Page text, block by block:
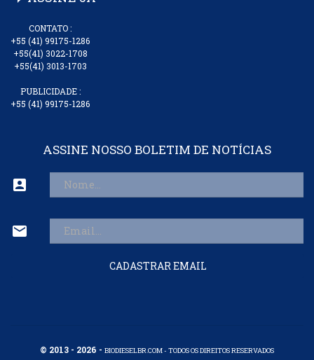
CONTATO :
+55 (41) 99175-1286
+55(41) 3022-1708
+55(41) 3013-1703
PUBLICIDADE :
+55 (41) 99175-1286
ASSINE NOSSO BOLETIM DE NOTÍCIAS
account_box
mail
CADASTRAR EMAIL
© 2013 - 2026 - BIODIESELBR.COM - TODOS OS DIREITOS RESERVADOS